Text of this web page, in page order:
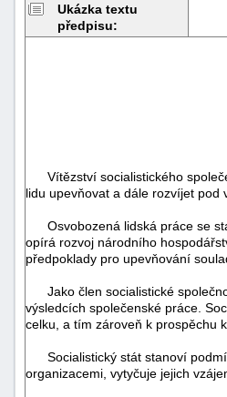
Ukázka textu
předpisu:
Vítězství socialistického
lidu upevňovat a dále rozvíjet pod
Osvobozená lidská práce se
opírá rozvoj národního
předpoklady pro upevňování
Jako člen socialistické
výsledcích společenské práce.
celku, a tím zároveň k prospěchu
Socialistický stát stanoví
organizacemi, vytyčuje jejich